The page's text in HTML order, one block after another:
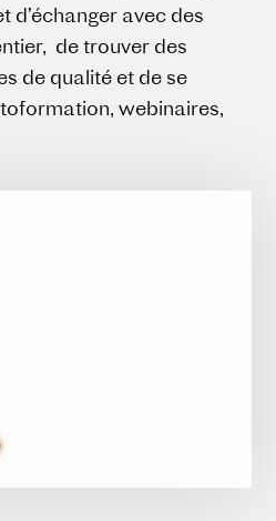
d’échanger avec des
de trouver des
de qualité et de se
webinaires,